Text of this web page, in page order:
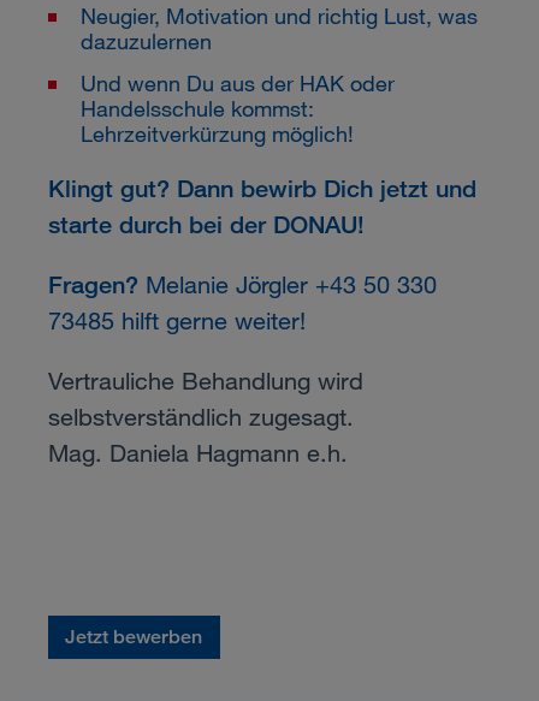
Neugier, Motivation und richtig Lust, was
dazuzulernen
Und wenn Du aus der HAK oder
Handelsschule kommst:
Lehrzeitverkürzung möglich!
Klingt gut? Dann bewirb Dich jetzt und
starte durch bei der DONAU!
Fragen? Melanie Jörgler +43 50 330
73485 hilft gerne weiter!
Vertrauliche Behandlung wird
selbstverständlich zugesagt.
Mag. Daniela Hagmann e.h.
Jetzt bewerben